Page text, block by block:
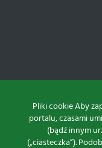
Pliki cookie Aby
portalu, czasami
(bądź innym
(„ciasteczka”).